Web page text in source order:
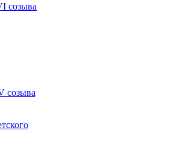
созыва
созыва